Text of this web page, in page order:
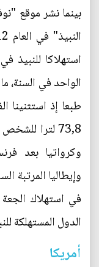
بينما نشر موقع
الواحد في السنة،
طبعا إذ استثنينا
73,8 لترا
وكرواتيا بعد
وإيطاليا المرتبة
الدول المستهلكة
أمريكا